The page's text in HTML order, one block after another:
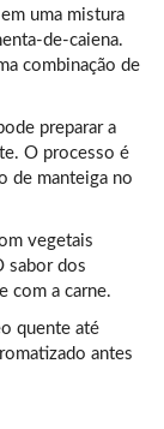
em uma mistura
de-caiena.
combinação de
preparar a
O processo é
de manteiga no
vegetais
sabor dos
com a carne.
quente até
antes